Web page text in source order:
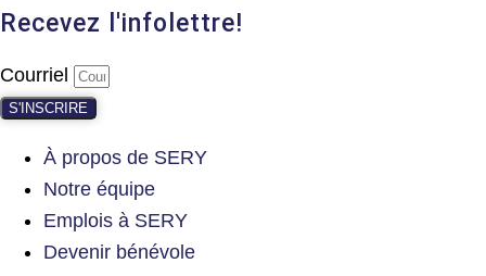
Recevez l'infolettre!
Courriel
S'INSCRIRE
À propos de SERY
Notre équipe
Emplois à SERY
Devenir bénévole